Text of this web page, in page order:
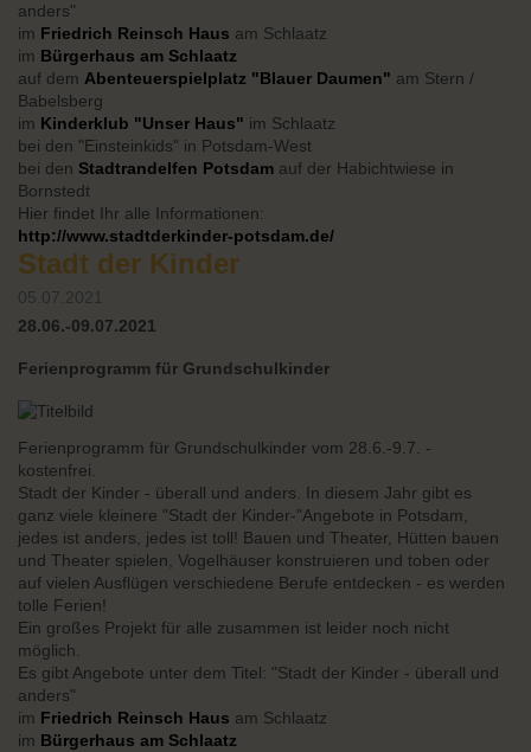
anders"
im Friedrich Reinsch Haus am Schlaatz
im Bürgerhaus am Schlaatz
auf dem Abenteuerspielplatz "Blauer Daumen" am Stern /
Babelsberg
im Kinderklub "Unser Haus" im Schlaatz
bei den "Einsteinkids" in Potsdam-West
bei den Stadtrandelfen Potsdam auf der Habichtwiese in
Bornstedt
Hier findet Ihr alle Informationen:
http://www.stadtderkinder-potsdam.de/
Stadt der Kinder
05.07.2021
28.06.-09.07.2021
Ferienprogramm für Grundschulkinder
Ferienprogramm für Grundschulkinder vom 28.6.-9.7. -
kostenfrei.
Stadt der Kinder - überall und anders. In diesem Jahr gibt es
ganz viele kleinere "Stadt der Kinder-"Angebote in Potsdam,
jedes ist anders, jedes ist toll! Bauen und Theater, Hütten bauen
und Theater spielen, Vogelhäuser konstruieren und toben oder
auf vielen Ausflügen verschiedene Berufe entdecken - es werden
tolle Ferien!
Ein großes Projekt für alle zusammen ist leider noch nicht
möglich.
Es gibt Angebote unter dem Titel: "Stadt der Kinder - überall und
anders"
im Friedrich Reinsch Haus am Schlaatz
im Bürgerhaus am Schlaatz